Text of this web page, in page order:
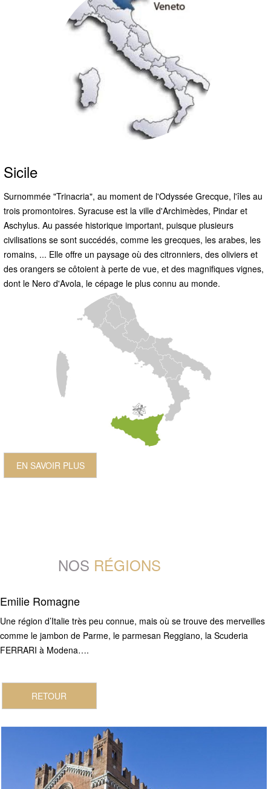
Sicile
Surnommée "Trinacria", au moment de l'Odyssée Grecque, l'îles au
trois promontoires. Syracuse est la ville d'Archimèdes, Pindar et
Aschylus. Au passée historique important, puisque plusieurs
civilisations se sont succédés, comme les grecques, les arabes, les
romains, ... Elle offre un paysage où des citronniers, des oliviers et
des orangers se côtoient à perte de vue, et des magnifiques vignes,
dont le Nero d'Avola, le cépage le plus connu au monde.
EN SAVOIR PLUS
NOS RÉGIONS
Emilie Romagne
Une région d’Italie très peu connue, mais où se trouve des merveilles
comme le jambon de Parme, le parmesan Reggiano, la Scuderia
FERRARI à Modena….
RETOUR